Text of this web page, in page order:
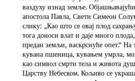
ваздуху изнад земље.
апостола Павла, Свети Симеон
слику: „Као што се овај плод
тога доноси влат и даје много
предан земљи, васкрснуће опет.“ На
кувана пшеница, кувањем умрла,
као символ смрти тела и живота
Царству Небеском. Кољиво се